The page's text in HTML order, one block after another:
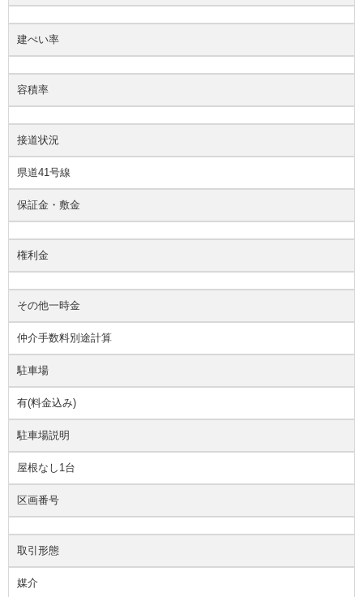
建ぺい率
容積率
接道状況
県道41号線
保証金・敷金
権利金
その他一時金
仲介手数料別途計算
駐車場
有(料金込み)
駐車場説明
屋根なし1台
区画番号
取引形態
媒介